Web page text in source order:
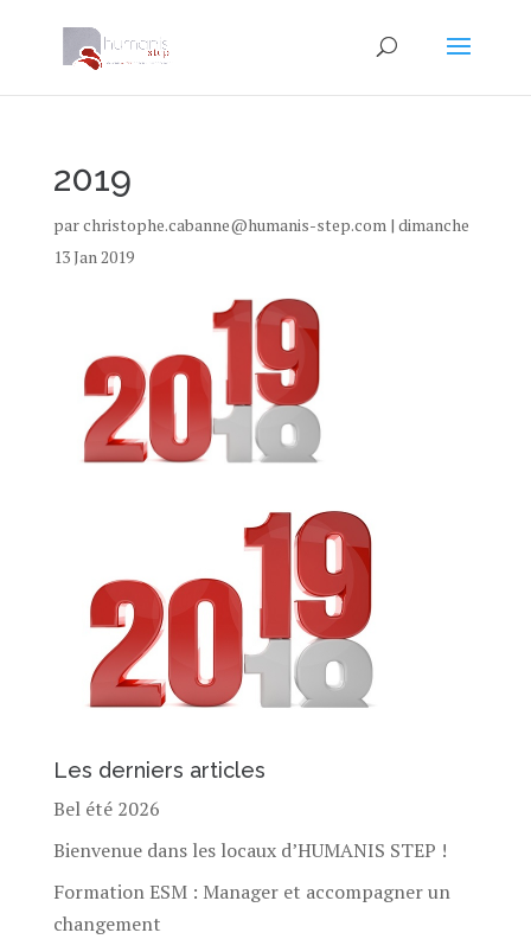
2019
parchristophe.cabanne@humanis-step.com| dimanche
13 Jan 2019
Les derniers articles
Bel été 2026
Bienvenue dans les locaux d’HUMANIS STEP !
Formation ESM : Manager et accompagner un
changement